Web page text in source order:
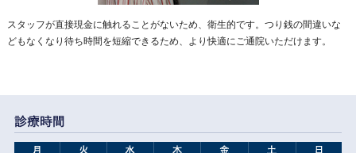
スタッフが直接現金に触れることがないため、衛生的です。つり銭の間違いな
どもなくなり待ち時間を短縮できるため、より快適にご通院いただけます。